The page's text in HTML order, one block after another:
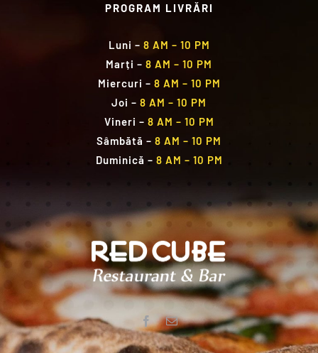
PROGRAM LIVRĂRI
Luni – 8 AM – 10 PM
Marți – 8 AM – 10 PM
Miercuri – 8 AM – 10 PM
Joi – 8 AM – 10 PM
Vineri – 8 AM – 10 PM
Sâmbătă – 8 AM – 10 PM
Duminică – 8 AM – 10 PM